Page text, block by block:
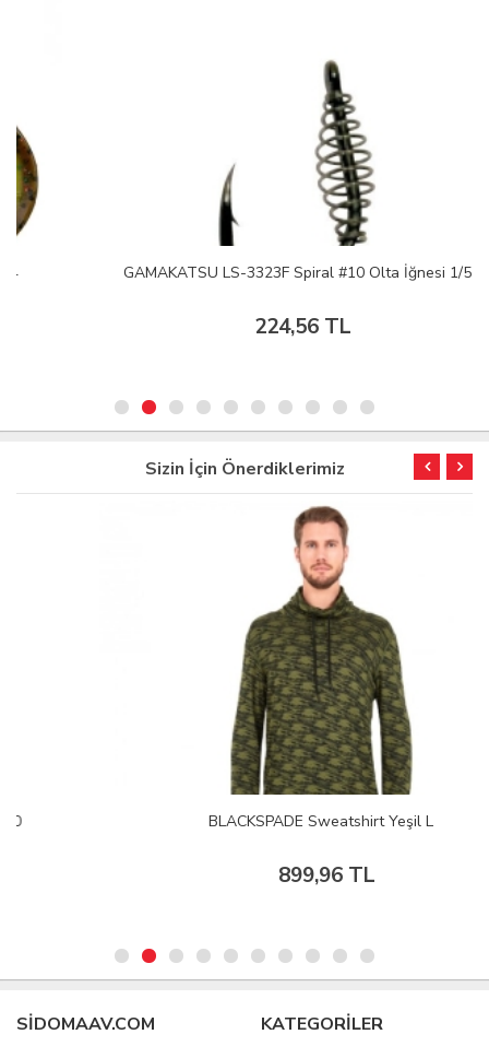
GAMAKATSU LS-3323F Spiral #10 Olta İğnesi 1/5
224,56 TL
Sizin İçin Önerdiklerimiz
BLACKSPADE Sweatshirt Yeşil L
899,96 TL
SIDOMAAV.COM KATEGORİLER